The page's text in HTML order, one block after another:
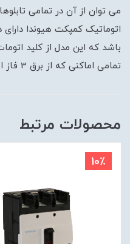
می توان از آن در تمامی
اتوماتیک کمپکت هیوندا
باشد که این مدل از کلید
تمامی اماکنی که از برق 3 فاز استفاده می نماید ، مناسب است.
محصولات مرتبط
10٪